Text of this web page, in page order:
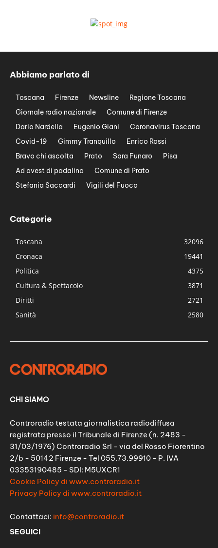
Abbiamo parlato di
Toscana Firenze Newsline
Regione Toscana
Giornale radio nazionale
Comune di Firenze
Dario Nardella
Eugenio Giani
Coronavirus Toscana
Covid-19
Gimmy Tranquillo
Enrico Rossi
Bravo chi ascolta
Prato Sara Funaro
Pisa
Ad ovest di padalino
Comune di Prato
Stefania Saccardi
Vigili del Fuoco
Categorie
Toscana
32096
Cronaca
19441
Politica
4375
Cultura & Spettacolo
3871
Diritti
2721
Sanità
2580
CHI SIAMO
Controradio testata giornalistica radiodiffusa
registrata presso il Tribunale di Firenze (n. 2483 -
31/03/1976) Controradio Srl - via del Rosso Fiorentino
2/b - 50142 Firenze - Tel 055.73.99910 - P. IVA
03353190485 - SDI: M5UXCR1
Cookie Policy di www.controradio.it
Privacy Policy di www.controradio.it
Contattaci: info@controradio.it
SEGUICI